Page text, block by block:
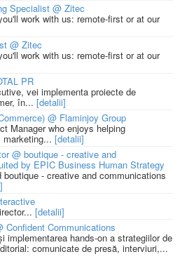
Specialist @ Zitec
work with us: remote-first or at our
@ Zitec
work with us: remote-first or at our
PR
vei implementa proiecte de
în... [detalii]
@ Flaminjoy Group
Manager who enjoys helping
marketing... [detalii]
@ boutique - creative and
by EPIC Business Human Strategy
- creative and communications
[detalii]
Confident Communications
implementarea hands-on a strategiilor de
comunicate de presă, interviuri,...